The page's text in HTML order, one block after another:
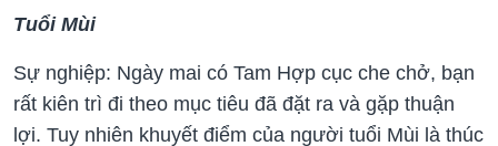
Tuổi Mùi
Sự nghiệp: Ngày mai có Tam Hợp cục che chở, bạn
rất kiên trì đi theo mục tiêu đã đặt ra và gặp thuận
lợi. Tuy nhiên khuyết điểm của người tuổi Mùi là thúc